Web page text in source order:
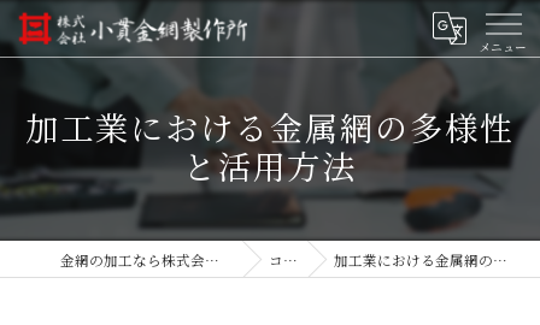
加工業における金属網の多様性
と活用方法
金網の加工なら株式会社小貫金網製作所 コラム 加工業における金属網の多様性と活用方法